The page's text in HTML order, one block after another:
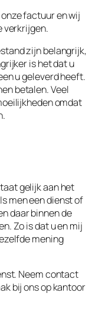
factuur en wij
verkrijgen.
zijn belangrijk,
is het dat u
u geleverd heeft.
betalen. Veel
omdat
gelijk aan het
men een dienst of
daar binnen de
Zo is dat u en mij
mening
Neem contact
bij ons op kantoor